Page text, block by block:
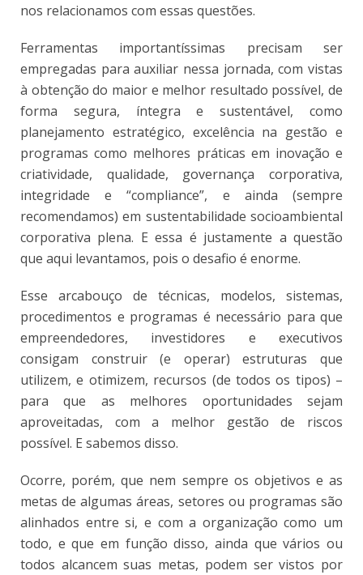
nos relacionamos com essas questões.
Ferramentas importantíssimas precisam ser
empregadas para auxiliar nessa jornada, com vistas
à obtenção do maior e melhor resultado possível, de
forma segura, íntegra e sustentável, como
planejamento estratégico, excelência na gestão e
programas como melhores práticas em inovação e
criatividade, qualidade, governança corporativa,
integridade e “compliance”, e ainda (sempre
recomendamos) em sustentabilidade socioambiental
corporativa plena. E essa é justamente a questão
que aqui levantamos, pois o desafio é enorme.
Esse arcabouço de técnicas, modelos, sistemas,
procedimentos e programas é necessário para que
empreendedores, investidores e executivos
consigam construir (e operar) estruturas que
utilizem, e otimizem, recursos (de todos os tipos) –
para que as melhores oportunidades sejam
aproveitadas, com a melhor gestão de riscos
possível. E sabemos disso.
Ocorre, porém, que nem sempre os objetivos e as
metas de algumas áreas, setores ou programas são
alinhados entre si, e com a organização como um
todo, e que em função disso, ainda que vários ou
todos alcancem suas metas, podem ser vistos por